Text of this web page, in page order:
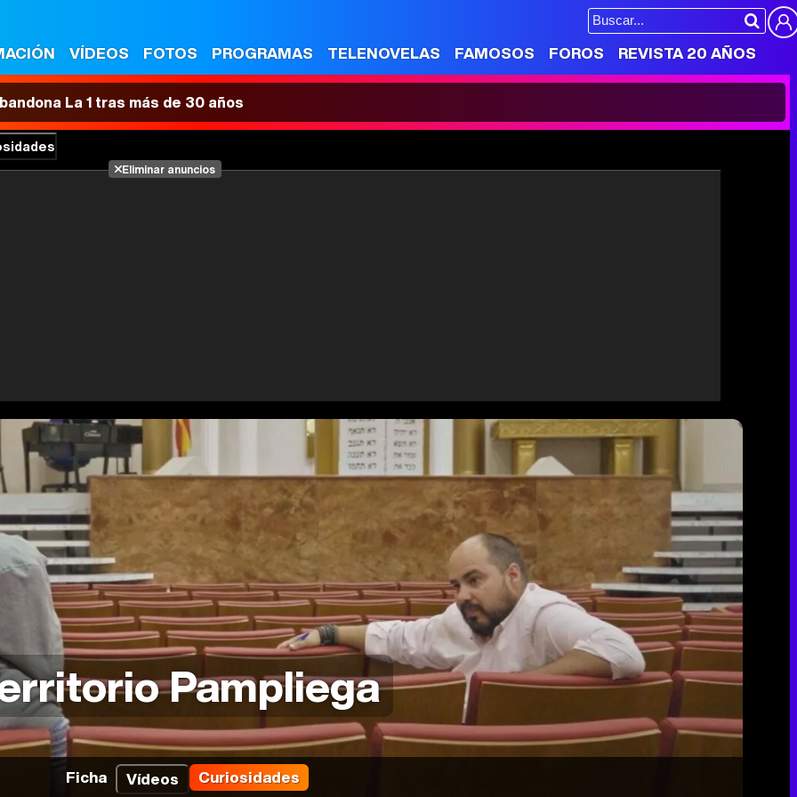
VÍDEOS FOTOS PROGRAMAS TELENOVELAS FAMOSOS FOROS REVISTA 20 AÑOS
La 1 tras más de 30 años
Eliminar anuncios
Pampliega
Ficha Vídeos Curiosidades